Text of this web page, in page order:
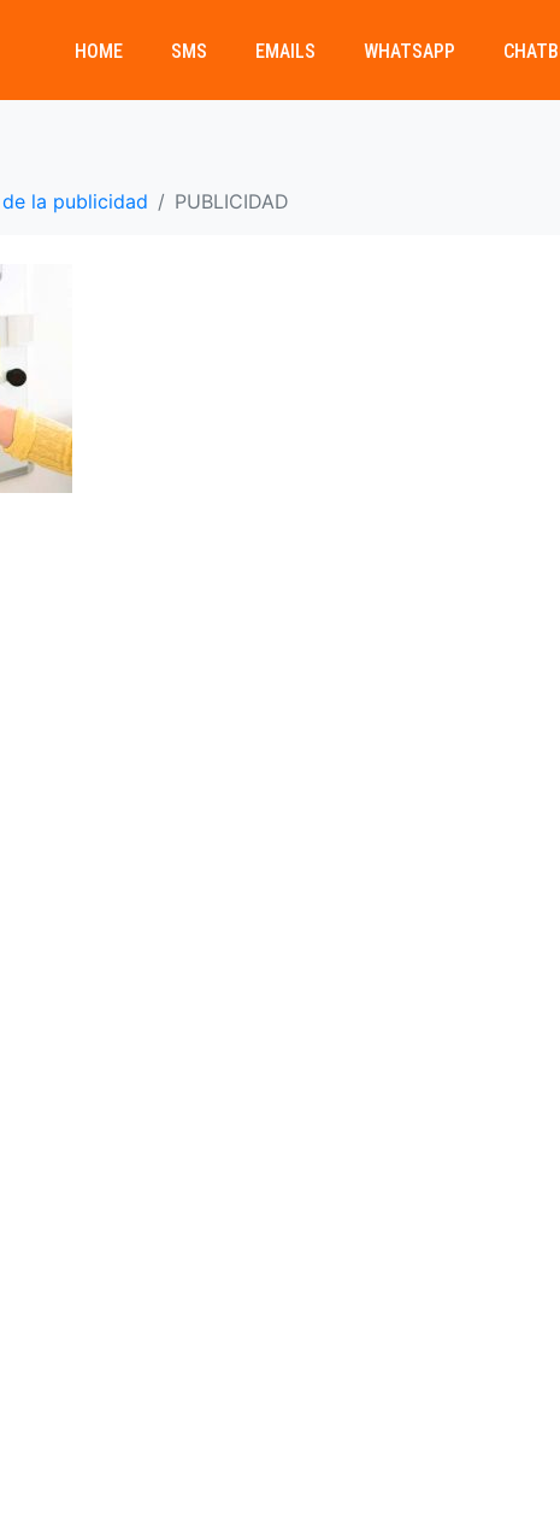
HOME SMS EMAILS WHATSAPP
la publicidad PUBLICIDAD